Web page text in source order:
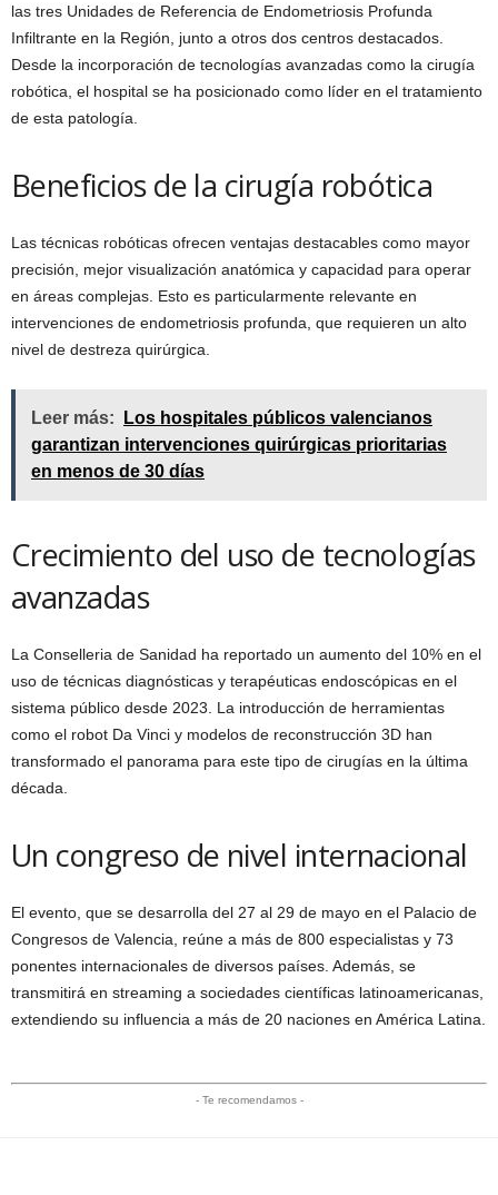
las tres Unidades de Referencia de Endometriosis Profunda
Infiltrante en la Región, junto a otros dos centros destacados.
Desde la incorporación de tecnologías avanzadas como la cirugía
robótica, el hospital se ha posicionado como líder en el tratamiento
de esta patología.
Beneficios de la cirugía robótica
Las técnicas robóticas ofrecen ventajas destacables como mayor
precisión, mejor visualización anatómica y capacidad para operar
en áreas complejas. Esto es particularmente relevante en
intervenciones de endometriosis profunda, que requieren un alto
nivel de destreza quirúrgica.
Leer más:
Los hospitales públicos valencianos
garantizan intervenciones quirúrgicas prioritarias
en menos de 30 días
Crecimiento del uso de tecnologías
avanzadas
La Conselleria de Sanidad ha reportado un aumento del 10% en el
uso de técnicas diagnósticas y terapéuticas endoscópicas en el
sistema público desde 2023. La introducción de herramientas
como el robot Da Vinci y modelos de reconstrucción 3D han
transformado el panorama para este tipo de cirugías en la última
década.
Un congreso de nivel internacional
El evento, que se desarrolla del 27 al 29 de mayo en el Palacio de
Congresos de Valencia, reúne a más de 800 especialistas y 73
ponentes internacionales de diversos países. Además, se
transmitirá en streaming a sociedades científicas latinoamericanas,
extendiendo su influencia a más de 20 naciones en América Latina.
- Te recomendamos -